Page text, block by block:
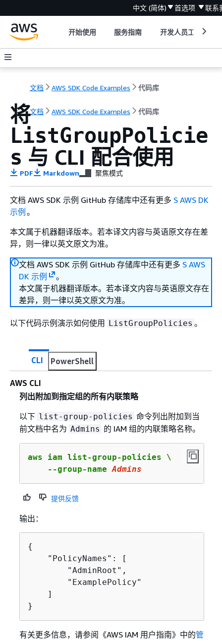
中文 (简体) 首选项 联系
开始使用 服务指南 开发人员工具
文档 AWS SDK Code Examples 代码库
文档 AWS SDK Code Examples 代码库
将
ListGroupPolicie
s 与 CLI 配合使用
PDF Markdown 聚焦模式
文档 AWS SDK 示例 GitHub 存储库中还有更多 S AWS DK
示例 。
本文属于机器翻译版本。若本译文内容与英语原文存在差
异，则一律以英文原文为准。
文档 AWS SDK 示例 GitHub 存储库中还有更多 S AWS
DK 示例
。
本文属于机器翻译版本。若本译文内容与英语原文存在
差异，则一律以英文原文为准。
以下代码示例演示如何使用 ListGroupPolicies 。
CLI PowerShell
AWS CLI
列出附加到指定组的所有内联策略
以下 list-group-policies 命令列出附加到当
前文档中名为 Admins 的 IAM 组的内联策略名称。
aws iam list-group-policies \
    --group-name
Admins
提供反馈
输出：
{
    "PolicyNames": [
        "AdminRoot",
        "ExamplePolicy"
    ]
}
有关更多信息，请参阅《AWS IAM 用户指南》 中的管